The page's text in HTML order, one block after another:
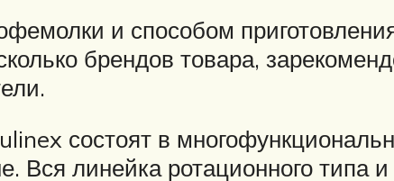
и способом
брендов товара,
состоят в
Вся линейка ротационного типа